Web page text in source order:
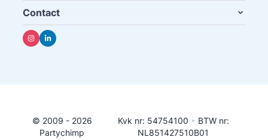
Contact
© 2009 - 2026
Partychimp
Kvk nr: 54754100 • BTW nr:
NL851427510B01